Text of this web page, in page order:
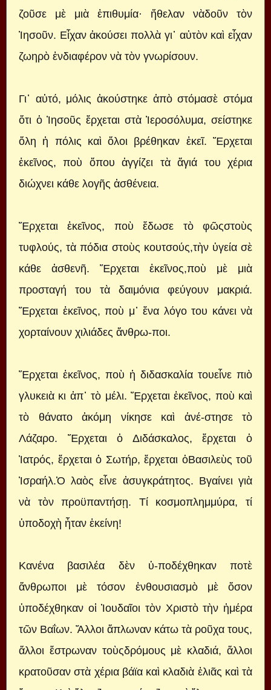
ζοῦσε μὲ μιὰ ἐπιθυμία· ἤθελαν νὰδοῦν τὸν
Ἰησοῦν. Εἶχαν ἀκούσει πολλὰ γι᾿ αὐτὸν καὶ εἶχαν
ζωηρὸ ἐνδιαφέρον νὰ τὸν γνωρίσουν.
Γι᾿ αὐτό, μόλις ἀκούστηκε ἀπὸ στόμασὲ στόμα
ὅτι ὁ Ἰησοῦς ἔρχεται στὰ Ἰεροσόλυμα, σείστηκε
ὅλη ἡ πόλις καὶ ὅλοι βρέθηκαν ἐκεῖ. Ἔρχεται
ἐκεῖνος, ποὺ ὅπου ἀγγίζει τὰ ἅγιά του χέρια
διώχνει κάθε λογῆς ἀσθένεια.
Ἔρχεται ἐκεῖνος, ποὺ ἔδωσε τὸ φῶςστοὺς
τυφλούς, τὰ πόδια στοὺς κουτσούς,τὴν ὑγεία σὲ
κάθε ἀσθενῆ. Ἔρχεται ἐκεῖνος,ποὺ μὲ μιὰ
προσταγή του τὰ δαιμόνια φεύγουν μακριά.
Ἔρχεται ἐκεῖνος, ποὺ μ᾿ ἕνα λόγο του κάνει νὰ
χορταίνουν χιλιάδες ἄνθρω-ποι.
Ἔρχεται ἐκεῖνος, ποὺ ἡ διδασκαλία τουεἶνε πιὸ
γλυκειὰ κι ἀπ᾿ τὸ μέλι. Ἔρχεται ἐκεῖνος, ποὺ καὶ
τὸ θάνατο ἀκόμη νίκησε καὶ ἀνέ-στησε τὸ
Λάζαρο. Ἔρχεται ὁ Διδάσκαλος, ἔρχεται ὁ
Ἰατρός, ἔρχεται ὁ Σωτήρ, ἔρχεται ὁΒασιλεὺς τοῦ
Ἰσραήλ.Ὁ λαὸς εἶνε ἀσυγκράτητος. Βγαίνει γιὰ
νὰ τὸν προϋπαντήσῃ. Τί κοσμοπλημμύρα, τί
ὑποδοχὴ ἦταν ἐκείνη!
Κανένα βασιλέα δὲν ὑ-ποδέχθηκαν ποτὲ
ἄνθρωποι μὲ τόσον ἐνθουσιασμὸ μὲ ὅσον
ὑποδέχθηκαν οἱ Ἰουδαῖοι τὸν Χριστὸ τὴν ἡμέρα
τῶν Βαΐων. Ἄλλοι ἅπλωναν κάτω τὰ ροῦχα τους,
ἄλλοι ἔστρωναν τοὺςδρόμους μὲ κλαδιά, ἄλλοι
κρατοῦσαν στὰ χέρια βάϊα καὶ κλαδιὰ ἐλιᾶς καὶ τὰ